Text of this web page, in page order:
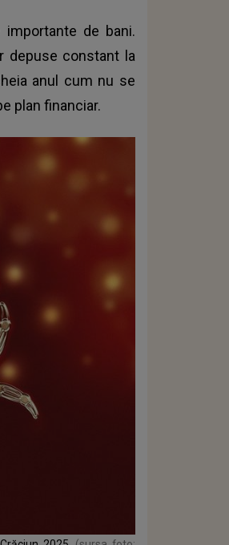
de bani.
depuse constant la
anul cum nu se
plan financiar.